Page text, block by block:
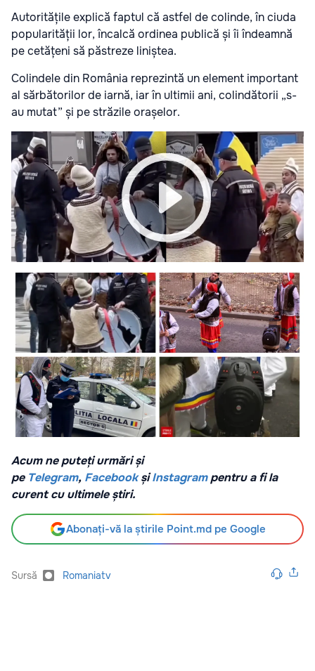
Autoritățile explică faptul că astfel de colinde, în ciuda
popularității lor, încalcă ordinea publică și îi îndeamnă
pe cetățeni să păstreze liniștea.
Colindele din România reprezintă un element important
al sărbătorilor de iarnă, iar în ultimii ani, colindătorii „s-
au mutat” și pe străzile orașelor.
Acum ne puteți urmări și
pe Telegram, Facebook șiInstagrampentru a fi la
curent cu ultimele știri.
Abonați-vă la știrile Point.md pe Google
Sursă Romaniatv